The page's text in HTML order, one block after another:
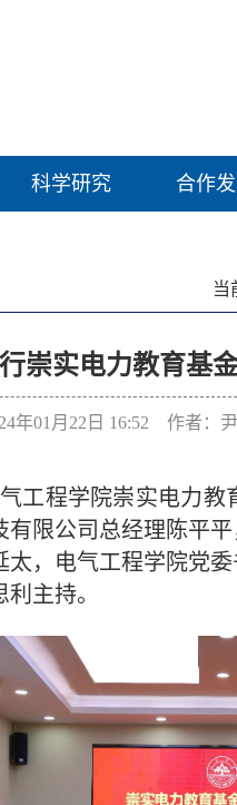
科学研究 合作
当
崇实电力教育基
年01月22日 16:52 作者：
工程学院崇实电力
有限公司总经理陈平
，电气工程学院党
主持。